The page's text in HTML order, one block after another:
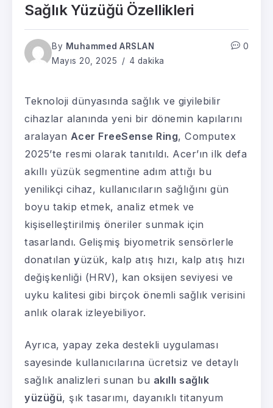
Sağlık Yüzüğü Özellikleri
By Muhammed ARSLAN
Mayıs 20, 2025
4 dakika
0
Teknoloji dünyasında sağlık ve giyilebilir
cihazlar alanında yeni bir dönemin kapılarını
aralayan Acer FreeSense Ring, Computex
2025’te resmi olarak tanıtıldı. Acer’ın ilk defa
akıllı yüzük segmentine adım attığı bu
yenilikçi cihaz, kullanıcıların sağlığını gün
boyu takip etmek, analiz etmek ve
kişiselleştirilmiş öneriler sunmak için
tasarlandı. Gelişmiş biyometrik sensörlerle
donatılan yüzük, kalp atış hızı, kalp atış hızı
değişkenliği (HRV), kan oksijen seviyesi ve
uyku kalitesi gibi birçok önemli sağlık verisini
anlık olarak izleyebiliyor.
Ayrıca, yapay zeka destekli uygulaması
sayesinde kullanıcılarına ücretsiz ve detaylı
sağlık analizleri sunan bu akıllı sağlık
yüzüğü, şık tasarımı, dayanıklı titanyum